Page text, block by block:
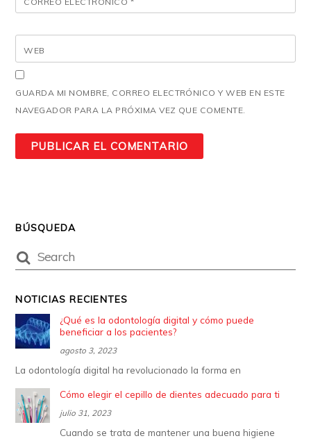
WEB
GUARDA MI NOMBRE, CORREO ELECTRÓNICO Y WEB EN ESTE
NAVEGADOR PARA LA PRÓXIMA VEZ QUE COMENTE.
BÚSQUEDA
NOTICIAS RECIENTES
¿Qué es la odontología digital y cómo puede
beneficiar a los pacientes?
agosto 3, 2023
La odontología digital ha revolucionado la forma en
Cómo elegir el cepillo de dientes adecuado para ti
julio 31, 2023
Cuando se trata de mantener una buena higiene